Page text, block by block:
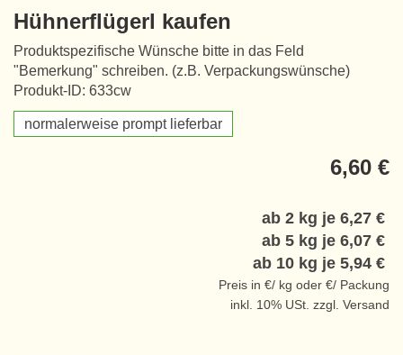
Hühnerflügerl kaufen
Produktspezifische Wünsche bitte in das Feld
"Bemerkung" schreiben. (z.B. Verpackungswünsche)
Produkt-ID: 633cw
normalerweise prompt lieferbar
6,60 €
ab 2 kg je 6,27 €
ab 5 kg je 6,07 €
ab 10 kg je 5,94 €
Preis in €/ kg oder €/ Packung
inkl. 10% USt. zzgl. Versand